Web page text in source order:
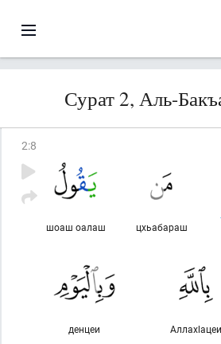
Сурат 2, Аль-
2:8
цхьабараш
шоаш оалаш
Аллахlацеи
денцеи